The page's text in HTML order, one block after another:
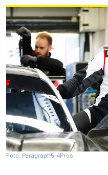
Foto: Paragraph5-4Pros